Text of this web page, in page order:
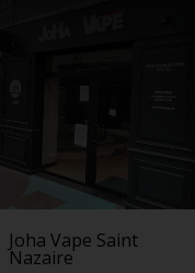
Joha Vape Saint
Nazaire